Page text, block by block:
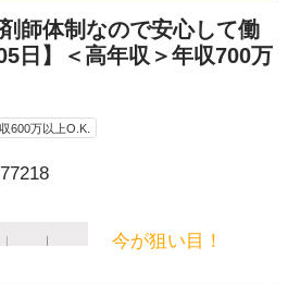
師体制なので安心して働
日】＜高年収＞年収700万
600万以上O.K.
今が狙い目！